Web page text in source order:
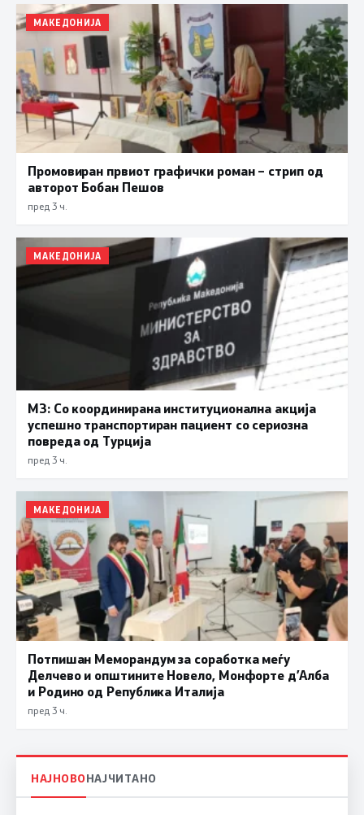
МАКЕДОНИЈА
Промовиран првиот графички роман – стрип од
авторот Бобан Пешов
пред 3 ч.
МАКЕДОНИЈА
МЗ: Со координирана институционална акција
успешно транспортиран пациент со сериозна
повреда од Турција
пред 3 ч.
МАКЕДОНИЈА
Потпишан Меморандум за соработка меѓу
Делчево и општините Новело, Монфорте д’Алба
и Родино од Република Италија
пред 3 ч.
НАЈНОВОНАЈЧИТАНО